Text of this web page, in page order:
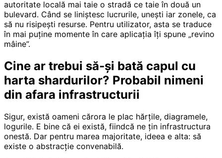
autoritate locală mai taie o stradă ce taie în două un
bulevard. Când se liniștesc lucrurile, unești iar zonele, ca
să nu risipești resurse. Pentru utilizator, asta se traduce
în mai puține momente în care aplicația îți spune „revino
mâine”.
Cine ar trebui să‑și bată capul cu
harta shardurilor? Probabil nimeni
din afara infrastructurii
Sigur, există oameni cărora le plac hărțile, diagramele,
logurile. E bine că ei există, fiindcă ne țin infrastructura
onestă. Dar pentru marea majoritate, ideea e alta: să
existe o abstracție convenabilă.